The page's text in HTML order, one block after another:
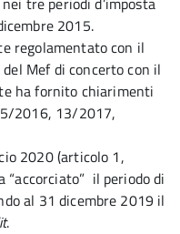
2015.
regolamentato con il
Mef di concerto con il
ha fornito chiarimenti
5/2016, 13/2017,
2020 (articolo 1,
il periodo di
al 31 dicembre 2019 il
.